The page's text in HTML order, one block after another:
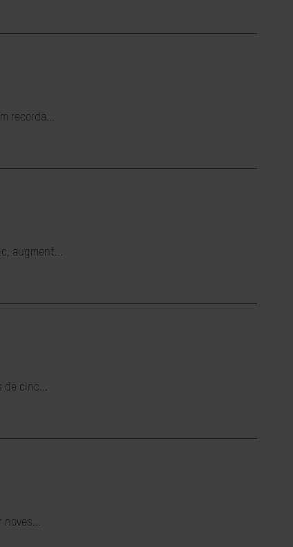
recorda...
augment...
de cinc...
noves...